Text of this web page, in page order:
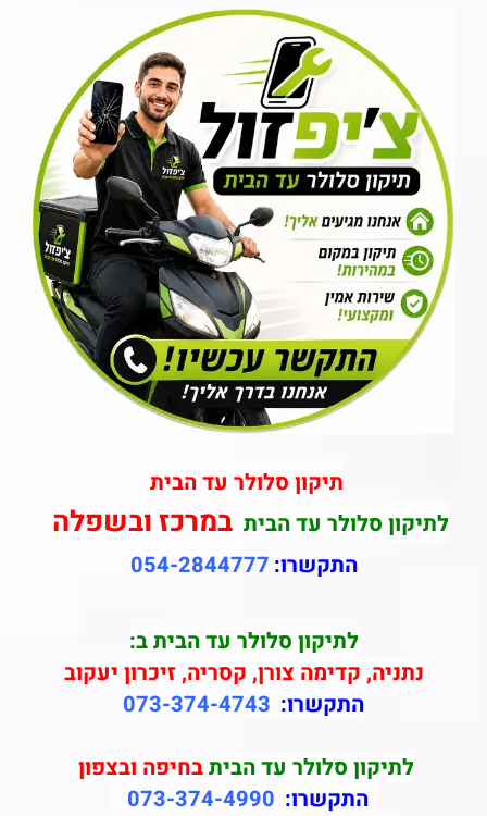
תיקון סלולר עד הבית
לתיקון סלולר עד הביתבמרכז ובשפלה
התקשרו: 054-2844777
לתיקון סלולר עד הבית ב:
נתניה, קדימה צורן, קסריה, זיכרון יעקוב
התקשרו: 073-374-4743
לתיקון סלולר עד הביתבחיפה ובצפון
התקשרו: 073-374-4990